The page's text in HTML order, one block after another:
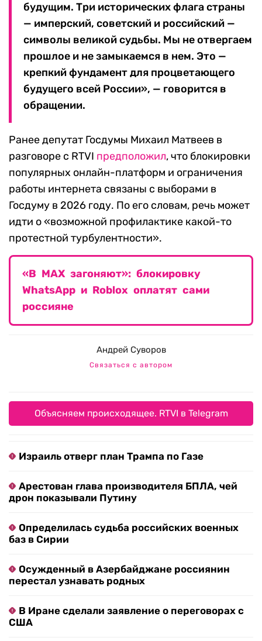
будущим. Три исторических флага страны
— имперский, советский и российский —
символы великой судьбы. Мы не отвергаем
прошлое и не замыкаемся в нем. Это —
крепкий фундамент для процветающего
будущего всей России», — говорится в
обращении.
Ранее депутат Госдумы Михаил Матвеев в
разговоре с RTVI предположил, что блокировки
популярных онлайн-платформ и ограничения
работы интернета связаны с выборами в
Госдуму в 2026 году. По его словам, речь может
идти о «возможной профилактике какой-то
протестной турбулентности».
«В МAX загоняют»: блокировку
WhatsApp и Roblox оплатят сами
россияне
Андрей Суворов
Связаться с автором
Объясняем происходящее. RTVI в Telegram
Израиль отверг план Трампа по Газе
Арестован глава производителя БПЛА, чей
дрон показывали Путину
Определилась судьба российских военных
баз в Сирии
Осужденный в Азербайджане россиянин
перестал узнавать родных
В Иране сделали заявление о переговорах с
США